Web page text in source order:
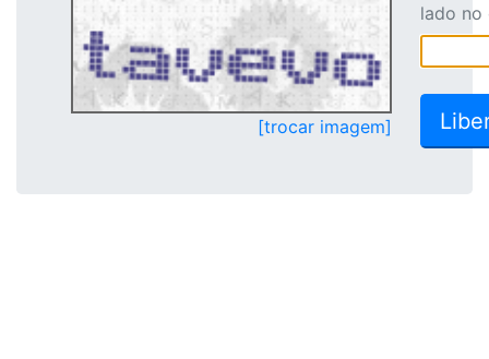
[trocar imagem]
lado no